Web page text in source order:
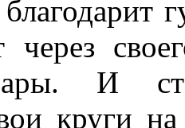
через
И
круги